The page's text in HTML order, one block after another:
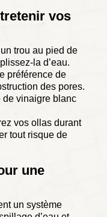
vos
trou au pied de
la d’eau.
préférence de
des pores.
de vinaigre blanc
vos ollas durant
tout risque de
une
un système